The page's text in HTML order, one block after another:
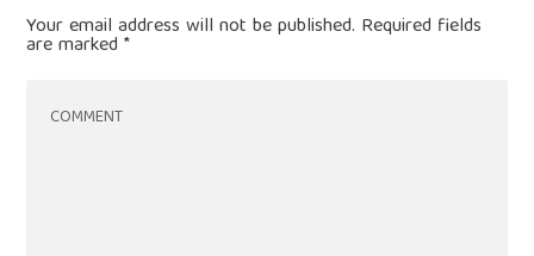
Your email address will not be published. Required fields
are marked*